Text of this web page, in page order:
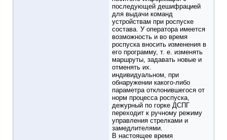
последующей дешифрацией
для выдачи команд
устройствам при роспуске
состава. У оператора имеется
возможность и во время
роспуска вносить изменения в
его программу, т. е. изменять
маршруты, задавать новые и
отменять их.
индивидуальном, при
обнаружении какого-либо
параметра отклонившегося от
норм процесса роспуска,
дежурный по горке ДСПГ
переходит к ручному режиму
управления стрелками и
замедлителями.
В настоящее время